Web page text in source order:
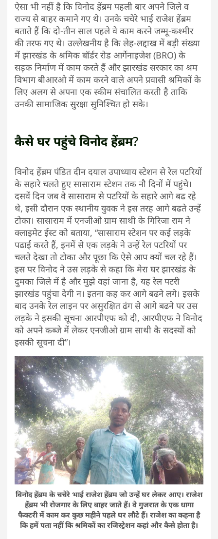
ऐसा भी नहीं है कि विनोद हेंब्रम पहली बार अपने जिले व
राज्य से बाहर कमाने गए थे। उनके चचेरे भाई राजेश हेंब्रम
बताते हैं कि दो-तीन साल पहले वे काम करने जम्मू-कश्मीर
की तरफ गए थे। उल्लेखनीय है कि लेह-लद्दाख में बड़ी संख्या
में झारखंड के श्रमिक बॉर्डर रोड आर्गेनाइजेश (BRO) के
सड़क निर्माण में काम करते हैं और झारखंड सरकार का श्रम
विभाग बीआरओ में काम करने वाले अपने प्रवासी श्रमिकों के
लिए अलग से अपना एक स्कीम संचालित करती है ताकि
उनकी सामाजिक सुरक्षा सुनिश्चित हो सके।
कैसे घर पहुंचे विनोद हेंब्रम?
विनोद हेंब्रम पंडित दीन दयाल उपाध्याय स्टेशन से रेल पटरियों
के सहारे चलते हुए सासाराम स्टेशन तक नौ दिनों में पहुंचे।
दसवें दिन जब वे सासाराम से पटरियों के सहारे आगे बढ रहे
थे, इसी दौरान एक स्थानीय युवक ने इस तरह आगे बढते उन्हें
टोका। सासाराम में एनजीओ ग्राम साथी के गिरिजा राम ने
क्लाइमेट ईस्ट को बताया, “सासाराम स्टेशन पर कई लड़के
पढाई करते हैं, इनमें से एक लड़के ने उन्हें रेल पटरियों पर
चलते देखा तो टोका और पूछा कि ऐसे आप क्यों चल रहे हैं।
इस पर विनोद ने उस लड़के से कहा कि मेरा घर झारखंड के
दुमका जिले में है और मुझे वहां जाना है, यह रेल पटरी
झारखंड पहुंचा देगी न। इतना कह कर आगे बढने लगे। इसके
बाद उनके रेल लाइन पर असुरक्षित ढंग से आगे बढने पर उस
लड़के ने इसकी सूचना आरपीएफ को दी, आरपीएफ ने विनोद
को अपने कब्जे में लेकर एनजीओ ग्राम साथी केे सदस्यों को
इसकी सूचना दी”।
विनोद हेंब्रम के चचेरे भाई राजेश हेंब्रम जो उन्हें घर लेकर आए। राजेश
हेंब्रम भी रोजगार के लिए बाहर जाते हैं। वे गुजरात के एक धागा
फैक्टरी में काम कर कुछ महीने पहले घर लौटे हैं। राजेश का कहना है
कि हमें पता नहीं कि श्रमिकों का रजिस्ट्रेशन कहां और कैसे होता है।